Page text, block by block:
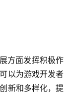
方面发挥积极作
以为游戏开发者
新和多样化，提